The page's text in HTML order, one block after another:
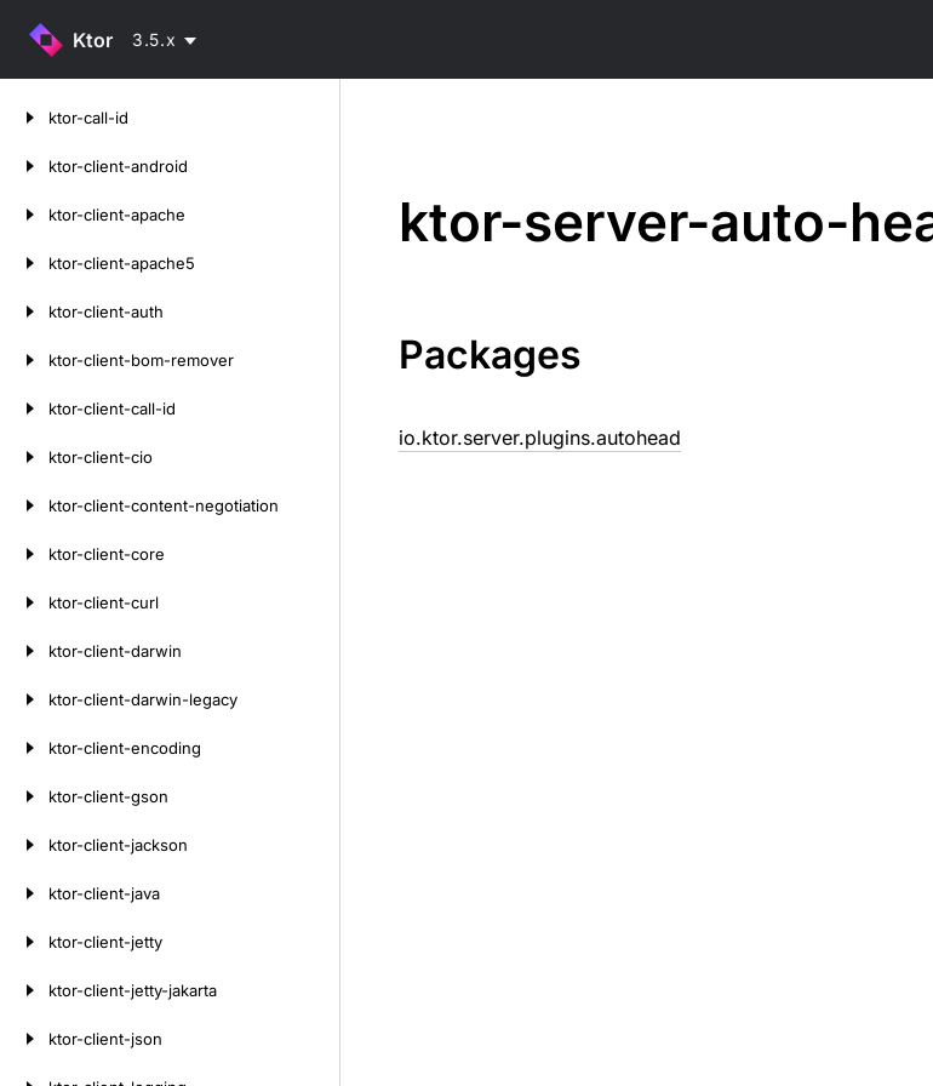
Ktor 3.5.x
ktor-call-id
ktor-client-android
ktor-client-apache
ktor-client-apache5
ktor-client-auth
ktor-client-bom-remover
ktor-client-call-id
ktor-client-cio
ktor-client-content-negotiation
ktor-client-core
ktor-client-curl
ktor-client-darwin
ktor-client-darwin-legacy
ktor-client-encoding
ktor-client-gson
ktor-client-jackson
ktor-client-java
ktor-client-jetty
ktor-client-jetty-jakarta
ktor-client-json
ktor-server-auto-
Packages
io.ktor.server.plugins.autohead